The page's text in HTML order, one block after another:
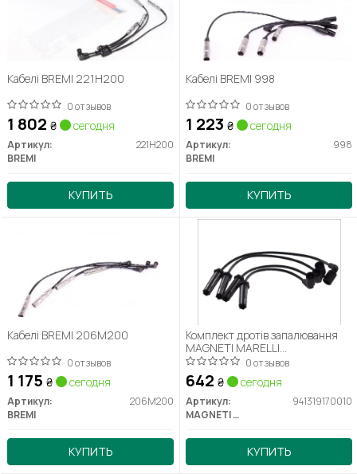
Кабелі BREMI 221H200
0 отзывов
1 802 ₴ сегодня
Артикул:
221H200
BREMI
КУПИТЬ
Кабелі BREMI 998
0 отзывов
1 223 ₴ сегодня
Артикул:
998
BREMI
КУПИТЬ
Кабелі BREMI 206M200
0 отзывов
1 175 ₴ сегодня
Артикул:
206M200
BREMI
КУПИТЬ
Комплект дротів запалювання
MAGNETI MARELLI
9413191700100 отзывов
642 ₴ сегодня
Артикул:
941319170010
MAGNETI MARELLI
КУПИТЬ